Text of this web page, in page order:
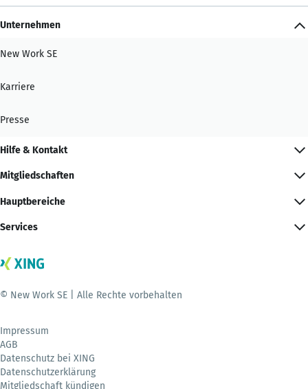
Unternehmen
New Work SE
Karriere
Presse
Hilfe & Kontakt
Mitgliedschaften
Hauptbereiche
Services
© New Work SE | Alle Rechte vorbehalten
Impressum
AGB
Datenschutz bei XING
Datenschutzerklärung
Mitgliedschaft kündigen